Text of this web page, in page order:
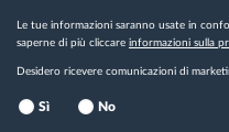
Le tue informazioni saranno usate in
saperne di più cliccare informazioni sulla
Desidero ricevere comunicazioni di
Sì No